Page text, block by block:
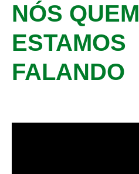
NÓS QUEM
ESTAMOS
FALANDO